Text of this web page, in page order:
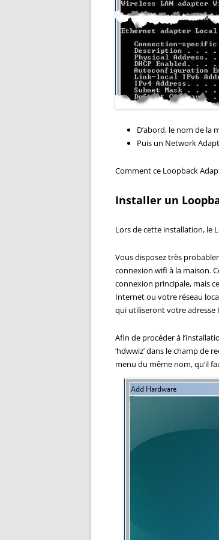
D’abord, le nom de la
Puis un Network
Comment ce Loopback
Installer un
Lors de cette installation, le
Vous disposez très
connexion wifi à la maison.
connexion principale, mais
Internet ou votre réseau
qui utiliseront votre adresse
Afin de procéder à
‘hdwwiz’ dans le champ de
menu du même nom, qu’il